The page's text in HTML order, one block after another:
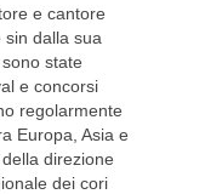
e cantore
sin dalla sua
state
e concorsi
regolarmente
Europa, Asia e
direzione
dei cori